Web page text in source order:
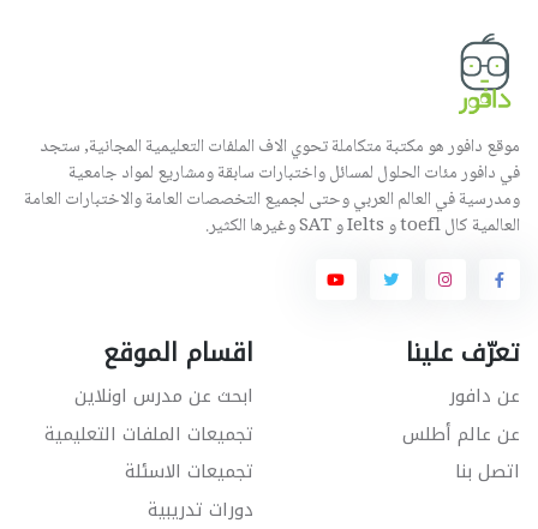
موقع دافور هو مكتبة متكاملة تحوي الاف الملفات التعليمية المجانية, ستجد
في دافور مئات الحلول لمسائل واختبارات سابقة ومشاريع لمواد جامعية
ومدرسية في العالم العربي وحتى لجميع التخصصات العامة والاختبارات العامة
العالمية كال toefl و Ielts و SAT وغيرها الكثير.
تعرّف علينا
عن دافور
عن عالم أطلس
اتصل بنا
اقسام الموقع
ابحث عن مدرس اونلاين
تجميعات الملفات التعليمية
تجميعات الاسئلة
دورات تدريبية